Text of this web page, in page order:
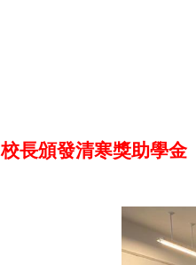
校長頒發清寒獎助學金